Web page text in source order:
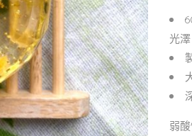
光澤
弱